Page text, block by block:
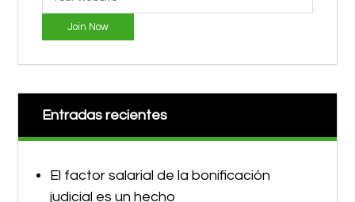
Join Now
Entradas recientes
El factor salarial de la bonificación
judicial es un hecho